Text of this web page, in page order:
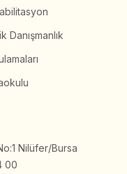
Danışmanlık
Nilüfer/Bursa
00